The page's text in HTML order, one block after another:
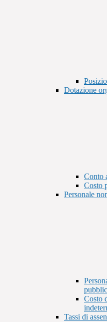
Dotazione
Conto
Costo
Personale
Costo
Tassi di